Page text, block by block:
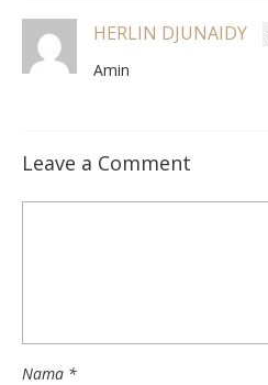
HERLIN DJUNAIDY
Amin
Leave a Comment
Nama *